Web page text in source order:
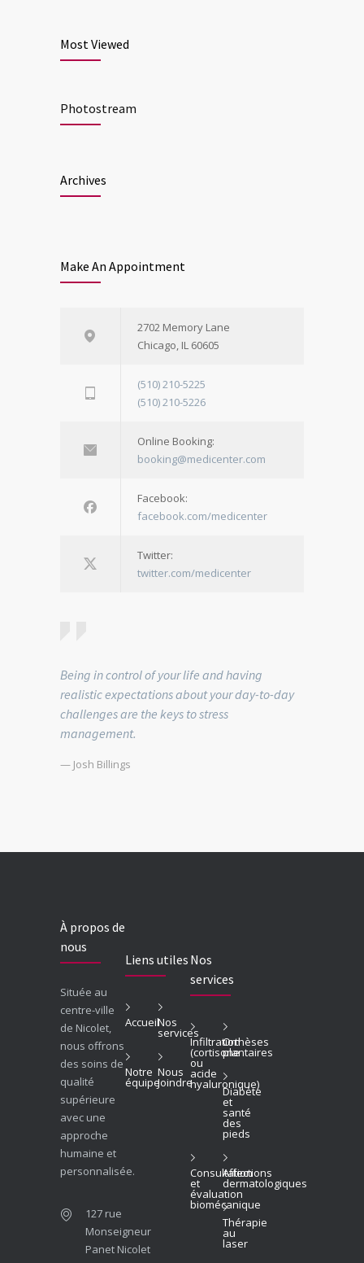
Most Viewed
Photostream
Archives
Make An Appointment
2702 Memory Lane
Chicago, IL 60605
(510) 210-5225
(510) 210-5226
Online Booking:
booking@medicenter.com
Facebook:
facebook.com/medicenter
Twitter:
twitter.com/medicenter
Being in control of your life and having
realistic expectations about your day-to-day
challenges are the keys to stress
management.
— Josh Billings
À propos de
nous
Située au
centre-ville
de Nicolet,
nous offrons
des soins de
qualité
supérieure
avec une
approche
humaine et
personnalisée.
127 rue
Monseigneur
Panet Nicolet
Liens utiles
AccueilNos
services
Notre
équipe
Nous
Joindre
Nos
services
Infiltration
(cortisone
ou
acide
hyaluronique)
Orthèses
plantaires
Diabète
et
santé
des
pieds
Consultation
et
évaluation
biomécanique
Affections
dermatologiques
Thérapie
au
laser